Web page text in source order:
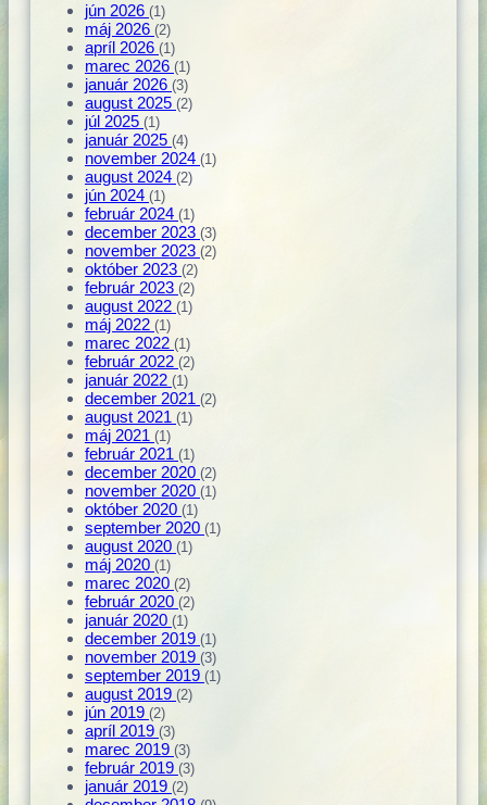
jún 2026 (1)
máj 2026 (2)
apríl 2026 (1)
marec 2026 (1)
január 2026 (3)
august 2025 (2)
júl 2025 (1)
január 2025 (4)
november 2024 (1)
august 2024 (2)
jún 2024 (1)
február 2024 (1)
december 2023 (3)
november 2023 (2)
október 2023 (2)
február 2023 (2)
august 2022 (1)
máj 2022 (1)
marec 2022 (1)
február 2022 (2)
január 2022 (1)
december 2021 (2)
august 2021 (1)
máj 2021 (1)
február 2021 (1)
december 2020 (2)
november 2020 (1)
október 2020 (1)
september 2020 (1)
august 2020 (1)
máj 2020 (1)
marec 2020 (2)
február 2020 (2)
január 2020 (1)
december 2019 (1)
november 2019 (3)
september 2019 (1)
august 2019 (2)
jún 2019 (2)
apríl 2019 (3)
marec 2019 (3)
február 2019 (3)
január 2019 (2)